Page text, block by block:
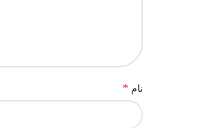
نام *